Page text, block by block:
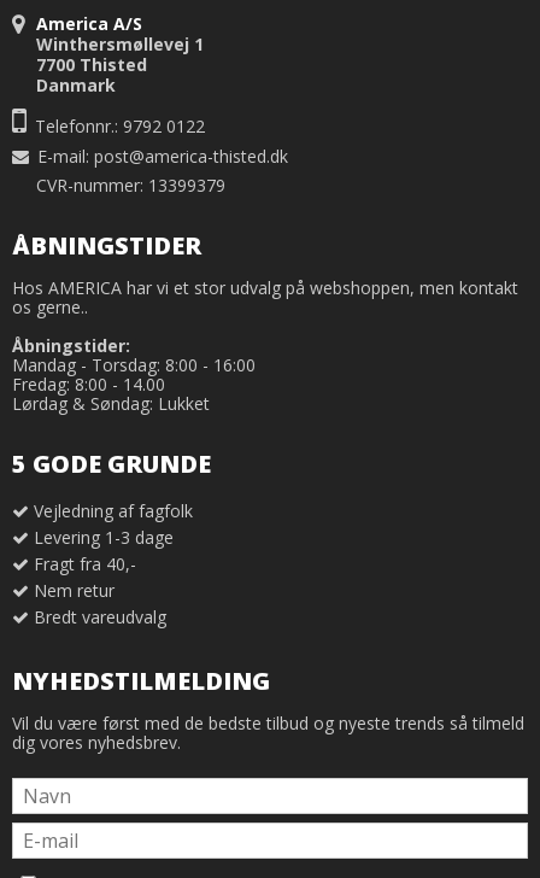
America A/S
Winthersmøllevej 1
7700 Thisted
Danmark
Telefonnr.: 9792 0122
E-mail: post@america-thisted.dk
CVR-nummer: 13399379
ÅBNINGSTIDER
Hos AMERICA har vi et stor udvalg på webshoppen, men kontakt
os gerne..
Åbningstider:
Mandag - Torsdag: 8:00 - 16:00
Fredag: 8:00 - 14.00
Lørdag & Søndag: Lukket
5 GODE GRUNDE
Vejledning af fagfolk
Levering 1-3 dage
Fragt fra 40,-
Nem retur
Bredt vareudvalg
NYHEDSTILMELDING
Vil du være først med de bedste tilbud og nyeste trends så tilmeld
dig vores nyhedsbrev.